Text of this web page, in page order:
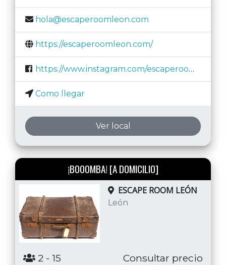
hola@escaperoomleon.com
https://escaperoomleon.com/
https://www.instagram.com/escaperoomleon
Como llegar
Ver local
¡BOOOMBA! [A DOMICILIO]
ESCAPE ROOM LEÓN
León
2 - 15 Consultar precio